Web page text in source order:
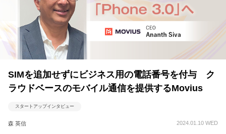
SIMを追加せずにビジネス用の電話番号を付与 ク
ラウドベースのモバイル通信を提供するMovius
スタートアップインタビュー
森 英信 2024.01.10 WED